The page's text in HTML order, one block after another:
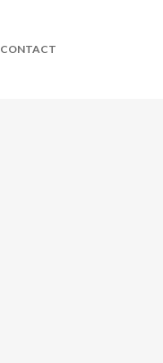
CONTACT